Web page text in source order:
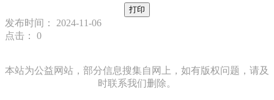
打印
发布时间： 2024-11-06
点击： 0
本站为公益网站，部分信息搜集自网上，如有版权问题，请及
时联系我们删除。